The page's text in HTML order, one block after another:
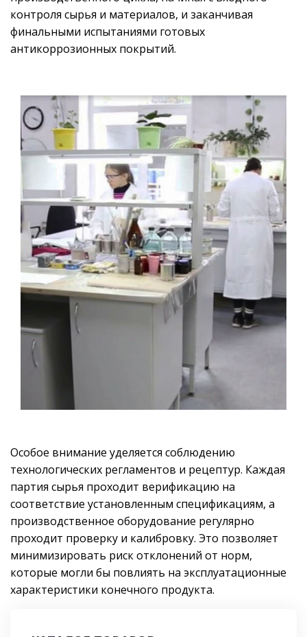
контроля сырья и материалов, и заканчивая
финальными испытаниями готовых
антикоррозионных покрытий.
Особое внимание уделяется соблюдению
технологических регламентов и рецептур. Каждая
партия сырья проходит верификацию на
соответствие установленным спецификациям, а
производственное оборудование регулярно
проходит проверку и калибровку. Это позволяет
минимизировать риск отклонений от норм,
которые могли бы повлиять на эксплуатационные
характеристики конечного продукта.